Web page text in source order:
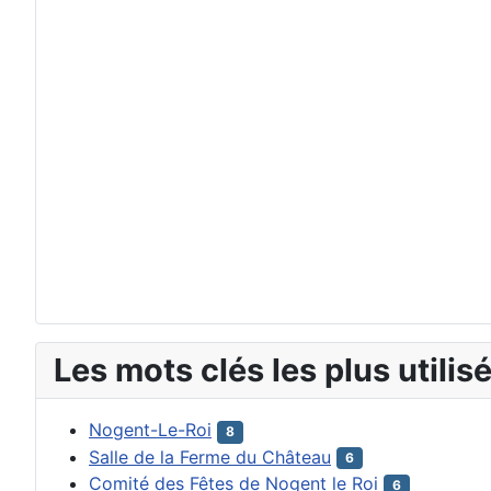
Les mots clés les plus
Nogent-Le-Roi 8
Salle de la Ferme du Château 6
Comité des Fêtes de Nogent le Roi 6